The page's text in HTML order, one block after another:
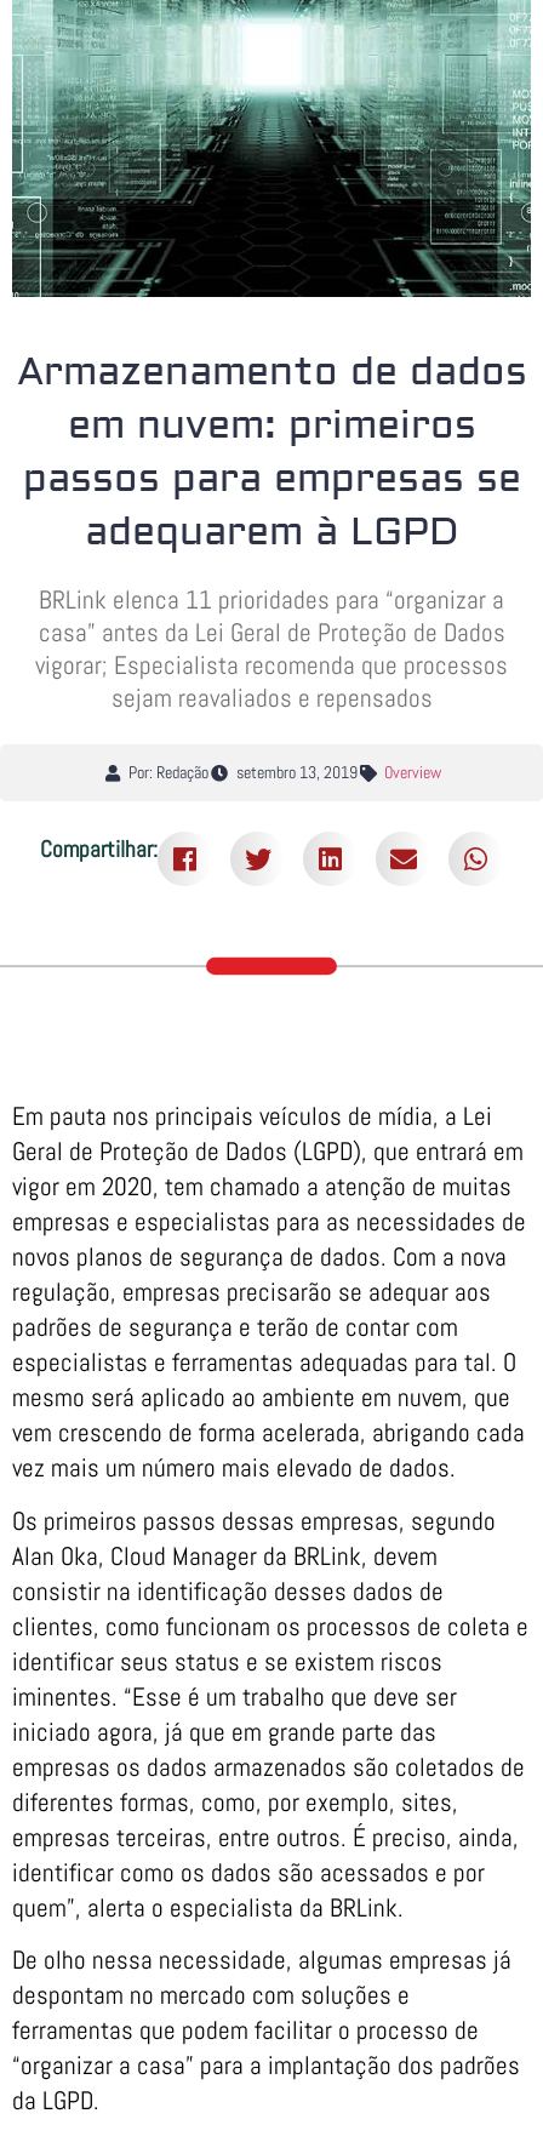
Armazenamento de dados
em nuvem: primeiros
passos para empresas se
adequarem à LGPD
BRLink elenca 11 prioridades para “organizar a
casa” antes da Lei Geral de Proteção de Dados
vigorar; Especialista recomenda que processos
sejam reavaliados e repensados
Por: Redação setembro 13, 2019 Overview
Compartilhar:
Em pauta nos principais veículos de mídia, a Lei
Geral de Proteção de Dados (LGPD), que entrará em
vigor em 2020, tem chamado a atenção de muitas
empresas e especialistas para as necessidades de
novos planos de segurança de dados. Com a nova
regulação, empresas precisarão se adequar aos
padrões de segurança e terão de contar com
especialistas e ferramentas adequadas para tal. O
mesmo será aplicado ao ambiente em nuvem, que
vem crescendo de forma acelerada, abrigando cada
vez mais um número mais elevado de dados.
Os primeiros passos dessas empresas, segundo
Alan Oka, Cloud Manager da BRLink, devem
consistir na identificação desses dados de
clientes, como funcionam os processos de coleta e
identificar seus status e se existem riscos
iminentes. “Esse é um trabalho que deve ser
iniciado agora, já que em grande parte das
empresas os dados armazenados são coletados de
diferentes formas, como, por exemplo, sites,
empresas terceiras, entre outros. É preciso, ainda,
identificar como os dados são acessados e por
quem”, alerta o especialista da BRLink.
De olho nessa necessidade, algumas empresas já
despontam no mercado com soluções e
ferramentas que podem facilitar o processo de
“organizar a casa” para a implantação dos padrões
da LGPD.